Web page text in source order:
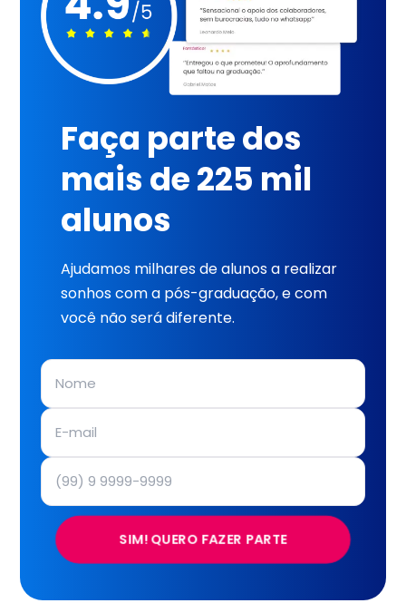
Faça parte dos
mais de 225 mil
alunos
Ajudamos milhares de alunos a realizar
sonhos com a pós-graduação, e com
você não será diferente.
SIM! QUERO FAZER PARTE